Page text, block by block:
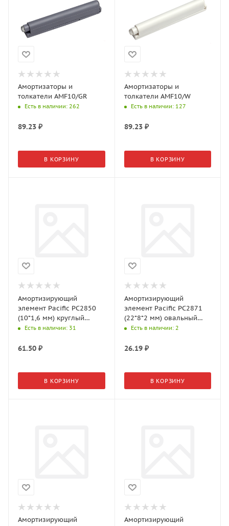
Амортизаторы и
толкатели AMF10/GR
Есть в наличии: 262
89.23 ₽
В КОРЗИНУ
Амортизаторы и
толкатели AMF10/W
Есть в наличии: 127
89.23₽
В КОРЗИНУ
Амортизирующий
элемент Pacific PC2850
(10*1,6 мм) круглый
прозрачный (50шт./л)
Есть в наличии: 31
61.50 ₽
В КОРЗИНУ
Амортизирующий
элемент Pacific PC2871
(22*8*2 мм) овальный
(30шт./л), Бежевый
Есть в наличии: 2
26.19₽
В КОРЗИНУ
Амортизирующий
Амортизирующий